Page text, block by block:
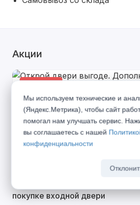
Акции
Открой двери выгоде.
скидка 10% на межкомнатные
покупке входной двери
Мы используем технические и
(Яндекс.Метрика), чтобы сайт
помогал нам улучшать сервис.
вы соглашаетесь с нашей
конфиденциальности